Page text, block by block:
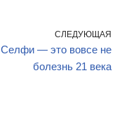
СЛЕДУЮЩАЯ
Селфи — это вовсе не
болезнь 21 века